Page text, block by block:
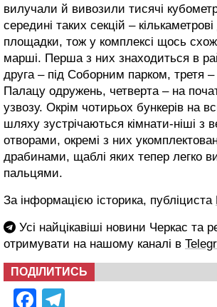
вилучали й вивозили тисячі
середині таких секцій –
площадки, тож у комплексі щось
марші. Перша з них знаходиться в
друга – під Соборним парком, третя –
Палацу одружень, четверта – на
узвозу. Окрім чотирьох бункерів на
шляху зустрічаються кімнати-ніші з
отворами, окремі з них
драбинами, щаблі яких тепер легко
пальцями.
За інформацією історика, публіциста
Усі найцікавіші новини Черкас та
отримувати на нашому каналі в
ПОДІЛИТИСЬ
Facebook